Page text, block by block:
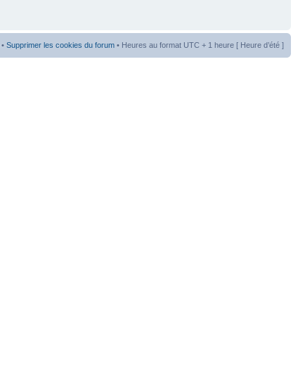
• Supprimer les cookies du forum • Heures au format UTC + 1 heure [ Heure d’été ]